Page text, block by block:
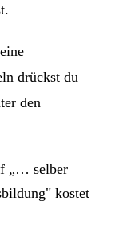
drückst du
den
„… selber
kostet